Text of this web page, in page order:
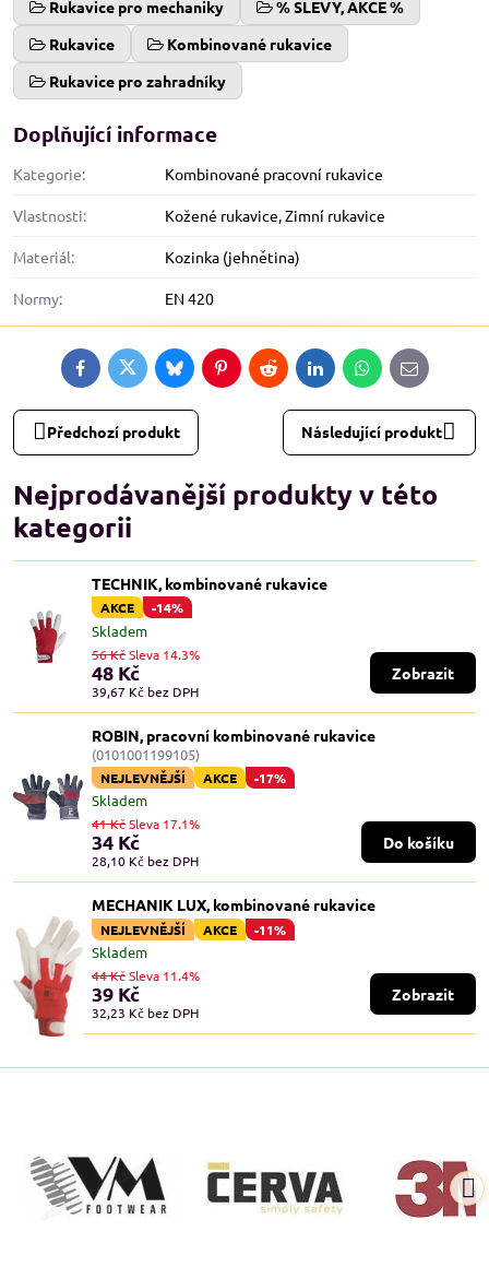
Rukavice pro mechaniky
% SLEVY, AKCE %
Rukavice
Kombinované rukavice
Rukavice pro zahradníky
Doplňující informace
Kategorie: Kombinované pracovní rukavice
Vlastnosti: Kožené rukavice,Zimní rukavice
Materiál: Kozinka (jehnětina)
Normy: EN 420
FacebookTwitterBlueskyPinterestRedditLinkedInWhatsApp
E-
mail
Předchozí produkt Následující produkt
Nejprodávanější produkty v této
kategorii
TECHNIK, kombinované rukavice
AKCE -14%
Skladem
48 Kč
39,67 Kč bez DPH
56 KčSleva 14.3%
Zobrazit
ROBIN, pracovní kombinované rukavice
(0101001199105)
NEJLEVNĚJŠÍ AKCE -17%
Skladem
34 Kč
28,10 Kč bez DPH
41 KčSleva 17.1%
Do košíku
MECHANIK LUX, kombinované rukavice
NEJLEVNĚJŠÍ AKCE -11%
Skladem
39 Kč
32,23 Kč bez DPH
44 KčSleva 11.4%
Zobrazit